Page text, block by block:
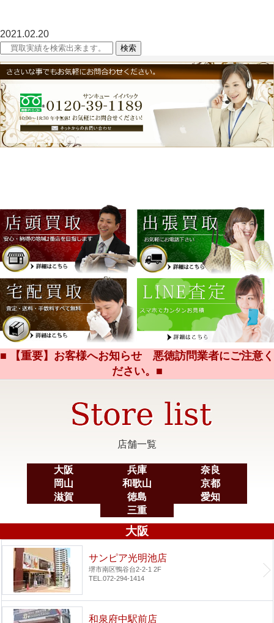
2021.02.20
■ 【重要】お客様へお知らせ 悪徳訪問業者にご注意く
ださい。■
店舗一覧
大阪 兵庫
奈良
岡山
和歌山
京都
滋賀
徳島
愛知
三重
大阪
サンピア光明池店
堺市南区鴨谷台2-2-1 2F
TEL.072-294-1414
和泉府中駅前店